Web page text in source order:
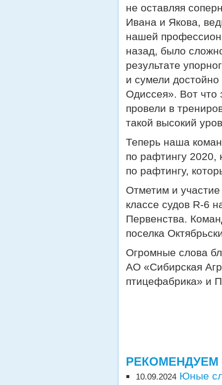
не оставляя
Ивана и Якова,
нашей
назад, было
результате
и сумели
Одиссея». Вот что
провели в
такой высокий
Теперь наша
по рафтингу 2020,
по рафтингу,
Отметим и
классе судов R-6
Первенства.
поселка
Огромные слова
АО «Сибирская
птицефабрика» и
10.09.2024 Юные